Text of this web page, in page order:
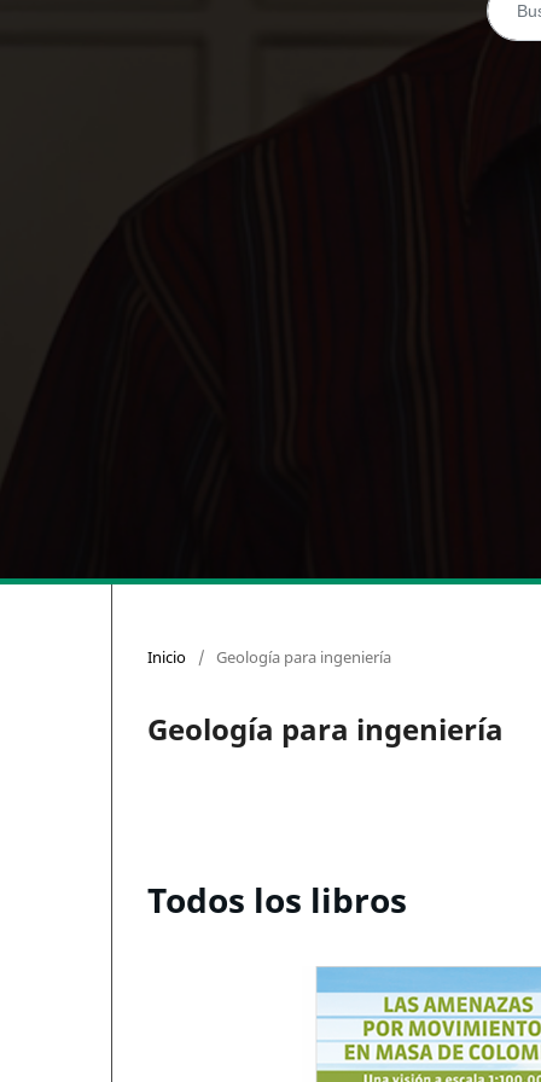
Inicio / Geología para ingeniería
Geología para ingeniería
Todos los libros